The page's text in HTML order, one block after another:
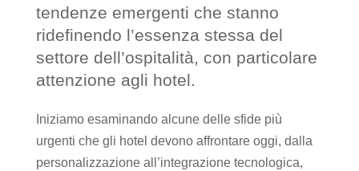
tendenze emergenti che stanno
ridefinendo l’essenza stessa del
settore dell’ospitalità, con particolare
attenzione agli hotel.
Iniziamo esaminando alcune delle sfide più
urgenti che gli hotel devono affrontare oggi, dalla
personalizzazione all’integrazione tecnologica,